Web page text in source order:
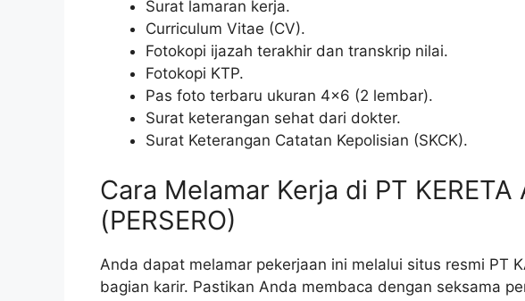
Surat lamaran kerja.
Curriculum Vitae (CV).
Fotokopi ijazah terakhir dan transkrip nilai.
Fotokopi KTP.
Pas foto terbaru ukuran 4×6 (2 lembar).
Surat keterangan sehat dari dokter.
Surat Keterangan Catatan Kepolisian (SKCK).
Cara Melamar Kerja di PT KERETA
(PERSERO)
Anda dapat melamar pekerjaan ini melalui situs resmi PT
bagian karir. Pastikan Anda membaca dengan seksama